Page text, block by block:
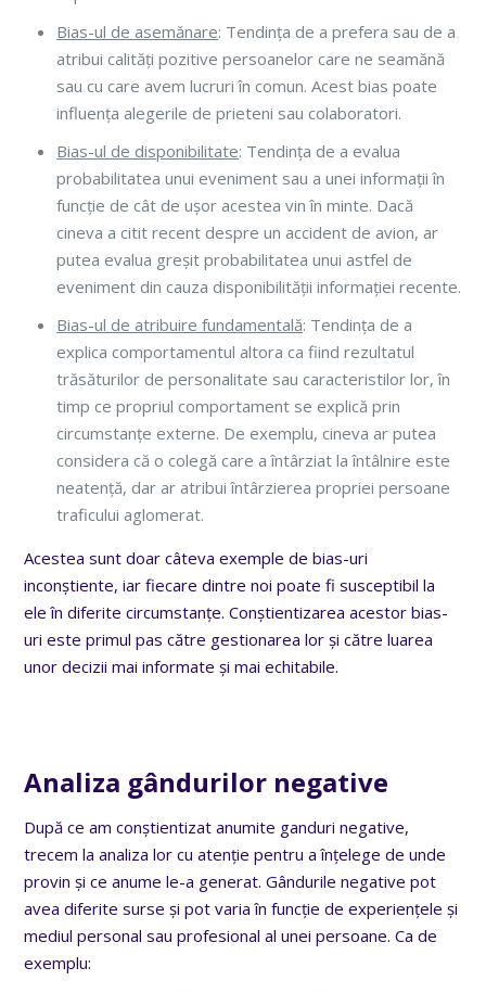
Bias-ul de asemănare: Tendința de a prefera sau de a
atribui calități pozitive persoanelor care ne seamănă
sau cu care avem lucruri în comun. Acest bias poate
influența alegerile de prieteni sau colaboratori.
Bias-ul de disponibilitate: Tendința de a evalua
probabilitatea unui eveniment sau a unei informații în
funcție de cât de ușor acestea vin în minte. Dacă
cineva a citit recent despre un accident de avion, ar
putea evalua greșit probabilitatea unui astfel de
eveniment din cauza disponibilității informației recente.
Bias-ul de atribuire fundamentală: Tendința de a
explica comportamentul altora ca fiind rezultatul
trăsăturilor de personalitate sau caracteristilor lor, în
timp ce propriul comportament se explică prin
circumstanțe externe. De exemplu, cineva ar putea
considera că o colegă care a întârziat la întâlnire este
neatență, dar ar atribui întârzierea propriei persoane
traficului aglomerat.
Acestea sunt doar câteva exemple de bias-uri
inconștiente, iar fiecare dintre noi poate fi susceptibil la
ele în diferite circumstanțe. Conștientizarea acestor bias-
uri este primul pas către gestionarea lor și către luarea
unor decizii mai informate și mai echitabile.
Analiza gândurilor negative
După ce am conștientizat anumite ganduri negative,
trecem la analiza lor cu atenție pentru a înțelege de unde
provin și ce anume le-a generat. Gândurile negative pot
avea diferite surse și pot varia în funcție de experiențele și
mediul personal sau profesional al unei persoane. Ca de
exemplu: